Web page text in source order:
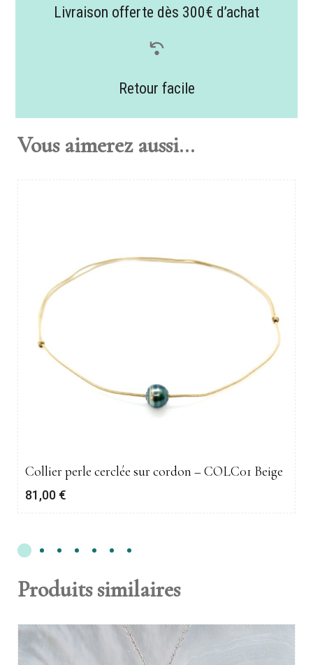
Livraison offerte dès 300€ d’achat
Retour facile
Vous aimerez aussi...
Collier perle cerclée sur cordon – COLC01 Beige
81,00 €
Produits similaires